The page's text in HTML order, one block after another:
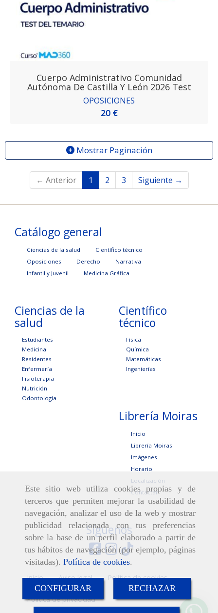
Este sitio web utiliza cookies propias y de
terceros que permiten mejorar la usabilidad de
navegación, analizar el uso de la web y mostrar
publicidad relacionada con tus preferencias
sobre la base de un perfil elaborado a partir de
tus hábitos de navegación (por ejemplo, páginas
visitadas). Política de cookies.
CONFIGURAR RECHAZAR
Cuerpo Administrativo Comunidad
Autónoma De Castilla Y León 2026 Test
OPOSICIONES
20 €
Mostrar Paginación
← Anterior 1 2 3 Siguiente →
Catálogo general
Ciencias de la salud
Científico técnico
Oposiciones
Derecho
Narrativa
Infantil y Juvenil
Medicina Gráfica
Ciencias de la
salud
Estudiantes
Medicina
Residentes
Enfermería
Fisioterapia
Nutrición
Odontología
Científico
técnico
Física
Química
Matemáticas
Ingenierías
Librería Moiras
Inicio
Librería Moiras
Imágenes
Horario
Localización
Contactar
Síguenos
Inicio Aviso legal Política de cookies
Política de privacidad